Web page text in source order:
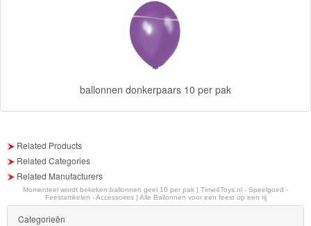
Dory
Planes
Sofia
het
prinsesje
ballonnen donkerpaars 10 per pak
Related Products
Related Categories
Related Manufacturers
Momenteel wordt bekeken:ballonnen geel 10 per pak | Time4Toys.nl - Speelgoed -
Feestartikelen - Accessoires | Alle Ballonnen voor een feest op een rij
Categorieën